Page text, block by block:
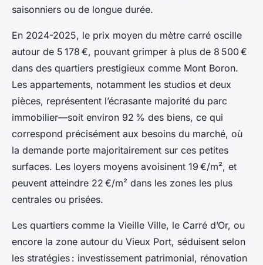
saisonniers ou de longue durée.
En 2024-2025, le prix moyen du mètre carré oscille
autour de 5 178 €, pouvant grimper à plus de 8 500 €
dans des quartiers prestigieux comme Mont Boron.
Les appartements, notamment les studios et deux
pièces, représentent l’écrasante majorité du parc
immobilier—soit environ 92 % des biens, ce qui
correspond précisément aux besoins du marché, où
la demande porte majoritairement sur ces petites
surfaces. Les loyers moyens avoisinent 19 €/m², et
peuvent atteindre 22 €/m² dans les zones les plus
centrales ou prisées.
Les quartiers comme la Vieille Ville, le Carré d’Or, ou
encore la zone autour du Vieux Port, séduisent selon
les stratégies : investissement patrimonial, rénovation